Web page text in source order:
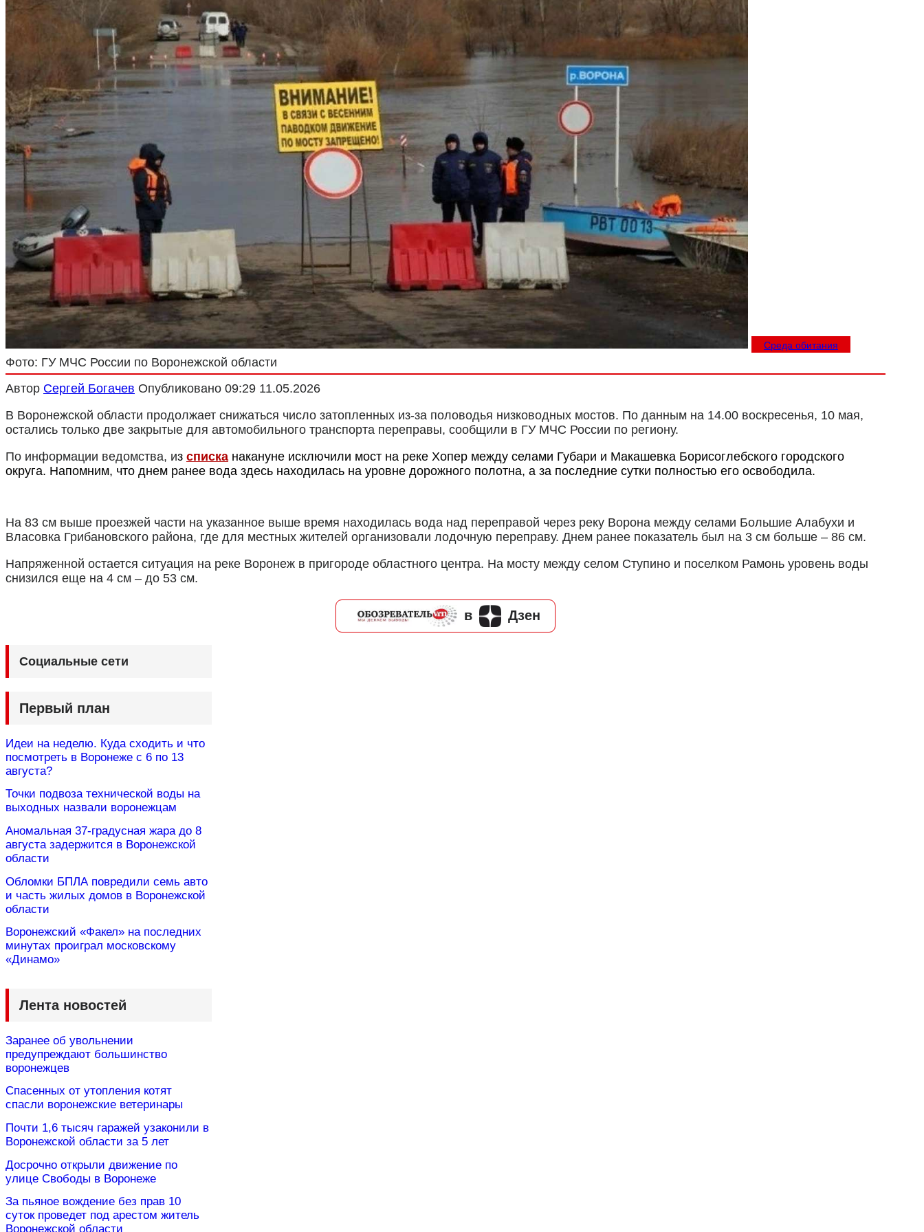
Криминал
Спорт
Черноземье
Среда обитания
Фото: ГУ МЧС России по Воронежской области
Автор Сергей Богачев Опубликовано 09:29 11.05.2026
В Воронежской области продолжает снижаться число затопленных из-за половодья низководных мостов. По данным на 14.00 воскресенья, 10 мая,
остались только две закрытые для автомобильного транспорта переправы, сообщили в ГУ МЧС России по региону.
По информации ведомства, из списка накануне исключили мост на реке Хопер между селами Губари и Макашевка Борисоглебского городского
округа. Напомним, что днем ранее вода здесь находилась на уровне дорожного полотна, а за последние сутки полностью его освободила.
На 83 см выше проезжей части на указанное выше время находилась вода над переправой через реку Ворона между селами Большие Алабухи и
Власовка Грибановского района, где для местных жителей организовали лодочную переправу. Днем ранее показатель был на 3 см больше – 86 см.
Напряженной остается ситуация на реке Воронеж в пригороде областного центра. На мосту между селом Ступино и поселком Рамонь уровень воды
снизился еще на 4 см – до 53 см.
в Дзен
Социальные сети
Первый план
Идеи на неделю. Куда сходить и что
посмотреть в Воронеже с 6 по 13
августа?
Точки подвоза технической воды на
выходных назвали воронежцам
Аномальная 37-градусная жара до 8
августа задержится в Воронежской
области
Обломки БПЛА повредили семь авто
и часть жилых домов в Воронежской
области
Воронежский «Факел» на последних
минутах проиграл московскому
«Динамо»
Лента новостей
Заранее об увольнении
предупреждают большинство
воронежцев
Спасенных от утопления котят
спасли воронежские ветеринары
Почти 1,6 тысяч гаражей узаконили в
Воронежской области за 5 лет
Досрочно открыли движение по
улице Свободы в Воронеже
За пьяное вождение без прав 10
суток проведет под арестом житель
Воронежской области